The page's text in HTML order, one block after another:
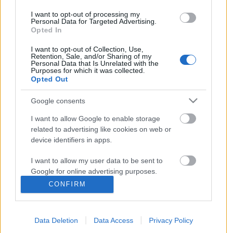
I want to opt-out of processing my
Personal Data for Targeted Advertising.
Opted In
I want to opt-out of Collection, Use,
Retention, Sale, and/or Sharing of my
Personal Data that Is Unrelated with the
Purposes for which it was collected.
Opted Out
Google consents
I want to allow Google to enable storage
related to advertising like cookies on web or
device identifiers in apps.
I want to allow my user data to be sent to
Google for online advertising purposes.
I want to allow Google to send me
personalized advertising.
I want to allow Google to enable storage
CONFIRM
Data Deletion Data Access Privacy Policy
Ajánlott bejegyzések:
Akárki a Dóm téren
Épül a Dóm téri szabadtéri színpad
Bartók dallamok jazz-zenekarral és
tánccal
A jövő évadra kilenc bemutatóval készül a